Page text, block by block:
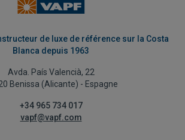
de luxe de référence sur la Costa
Blanca depuis 1963
Avda. País Valencià, 22
Benissa (Alicante) - Espagne
+34 965 734 017
vapf@vapf.com